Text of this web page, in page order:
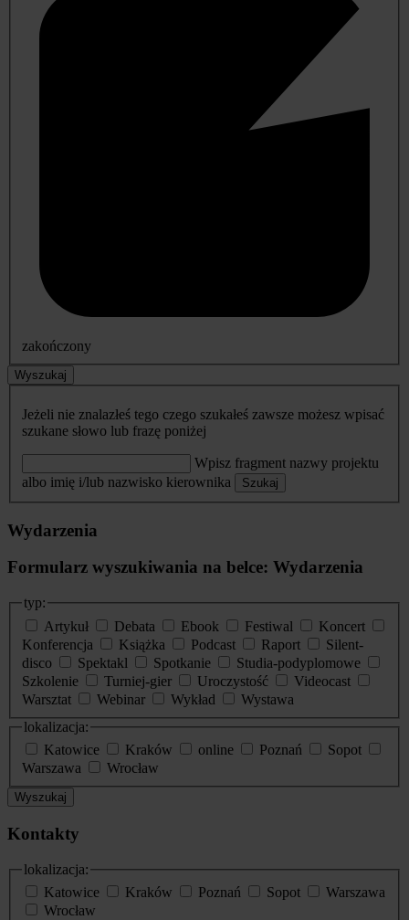
zakończony
Wyszukaj
Jeżeli nie znalazłeś tego czego szukałeś zawsze możesz wpisać
szukane słowo lub frazę poniżej
Wpisz fragment nazwy projektu
albo imię i/lub nazwisko kierownika
Szukaj
Wydarzenia
Formularz wyszukiwania na belce: Wydarzenia
typ:
Artykuł
Debata Ebook Festiwal
Koncert
Konferencja
Książka Podcast Raport
Silent-
disco
Spektakl Spotkanie
Studia-podyplomowe
Szkolenie
Turniej-gier Uroczystość
Videocast
Warsztat
Webinar Wykład
Wystawa
lokalizacja:
Katowice
Kraków online Poznań
Sopot
Warszawa
Wrocław
Wyszukaj
Kontakty
lokalizacja:
Katowice
Kraków Poznań Sopot
Warszawa
Wrocław